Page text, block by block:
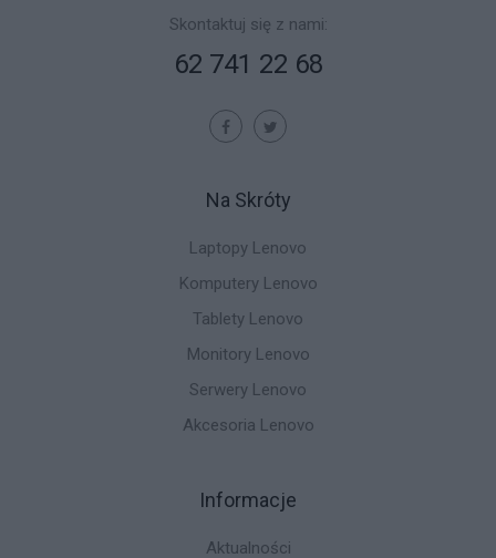
Skontaktuj się z nami:
62 741 22 68
Na Skróty
Laptopy Lenovo
Komputery Lenovo
Tablety Lenovo
Monitory Lenovo
Serwery Lenovo
Akcesoria Lenovo
Informacje
Aktualności